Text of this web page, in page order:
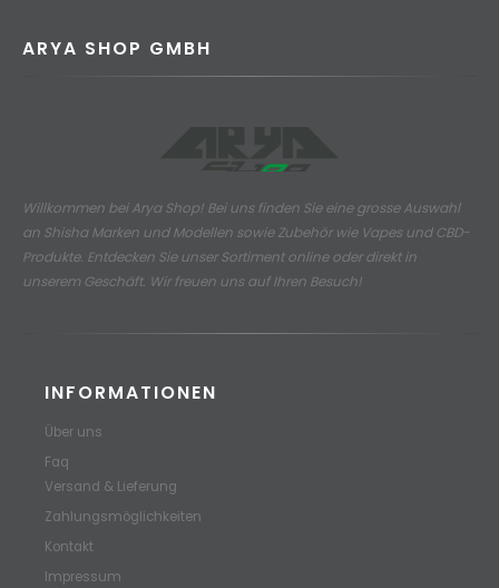
ARYA SHOP GMBH
Willkommen bei Arya Shop! Bei uns finden Sie eine grosse Auswahl
an Shisha Marken und Modellen sowie Zubehör wie Vapes und CBD-
Produkte. Entdecken Sie unser Sortiment online oder direkt in
unserem Geschäft. Wir freuen uns auf Ihren Besuch!
INFORMATIONEN
Über uns
Faq
Versand & Lieferung
Zahlungsmöglichkeiten
Kontakt
Impressum